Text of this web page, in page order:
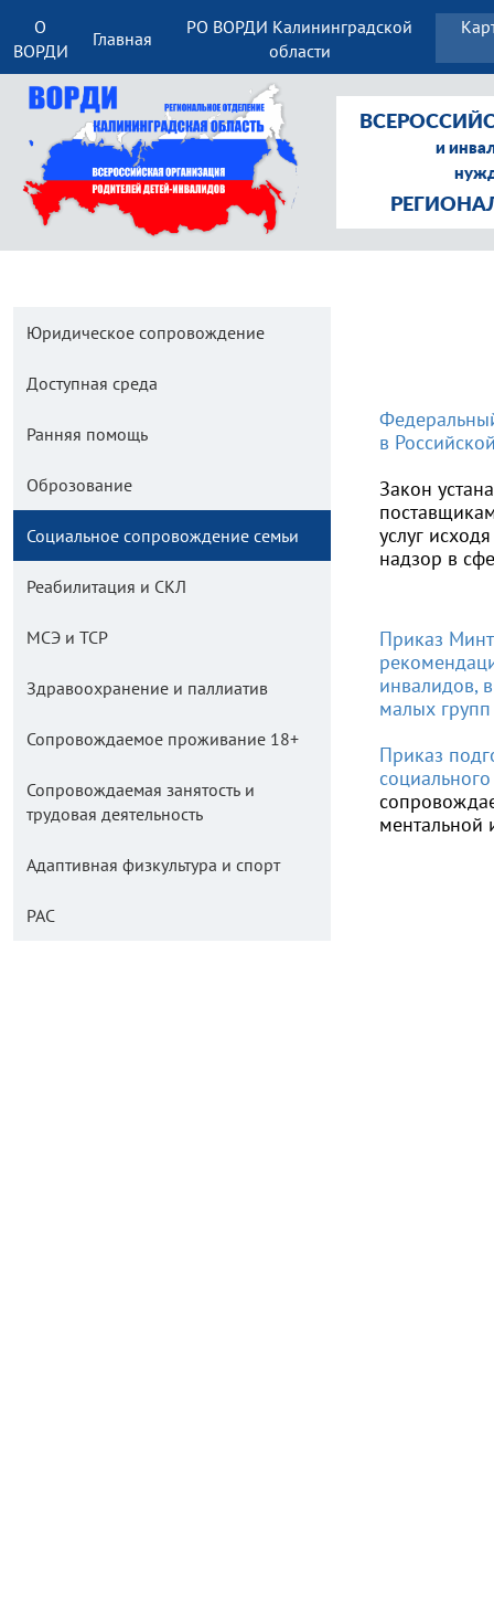
и
О
ВОРДИ
Главная
РО ВОРДИ Калининградской
области
Юридическое сопровождение
Доступная среда
Ранняя помощь
Оброзование
Социальное сопровождение семьи
Реабилитация и СКЛ
МСЭ и ТСР
Здравоохранение и паллиатив
Сопровождаемое проживание 18+
Сопровождаемая занятость и
трудовая деятельность
Адаптивная физкультура и спорт
РАС
в
Закон
услуг
надзор в
Приказ
инвалидов,
малых
Приказ
ментальной